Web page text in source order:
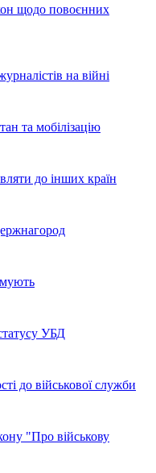
щодо повоєнних
на війні
та мобілізацію
до інших країн
УБД
до військової служби
"Про військову